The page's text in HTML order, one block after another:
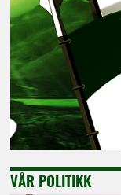
VÅR POLITIKK